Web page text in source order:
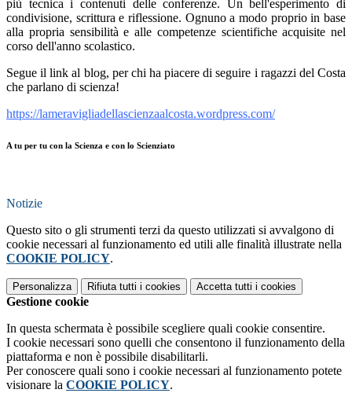
più tecnica i contenuti delle conferenze. Un bell'esperimento di
condivisione, scrittura e riflessione. Ognuno a modo proprio in base
alla propria sensibilità e alle competenze scientifiche acquisite nel
corso dell'anno scolastico.
Segue il link al blog, per chi ha piacere di seguire i ragazzi del Costa
che parlano di scienza!
https://lameravigliadellascienzaalcosta.wordpress.com/
A tu per tu con la Scienza e con lo Scienziato
Notizie
Questo sito o gli strumenti terzi da questo utilizzati si avvalgono di
cookie necessari al funzionamento ed utili alle finalità illustrate nella
COOKIE POLICY.
Personalizza Rifiuta tutti i cookies Accetta tutti i cookies
Gestione cookie
In questa schermata è possibile scegliere quali cookie consentire.
I cookie necessari sono quelli che consentono il funzionamento della
piattaforma e non è possibile disabilitarli.
Per conoscere quali sono i cookie necessari al funzionamento potete
visionare la COOKIE POLICY.